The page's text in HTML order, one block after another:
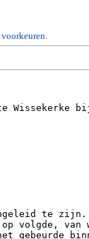
voorkeuren.